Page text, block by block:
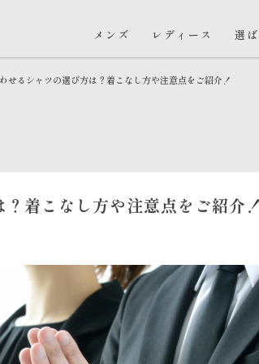
メンズ レディース 選
せるシャツの選び方は？着こなし方や注意点をご紹介！
着こなし方や注意点をご紹介！